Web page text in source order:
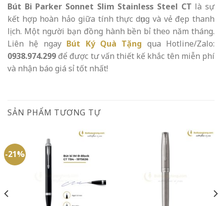
Bút Bi Parker Sonnet Slim Stainless Steel CT là sự
kết hợp hoàn hảo giữa tính thực dụng và vẻ đẹp thanh
lịch. Một người bạn đồng hành bền bỉ theo năm tháng.
Liên hệ ngay Bút Ký Quà Tặng qua Hotline/Zalo:
0938.974.299 để được tư vấn thiết kế khắc tên miễn phí
và nhận báo giá sỉ tốt nhất!
SẢN PHẨM TƯƠNG TỰ
-21%